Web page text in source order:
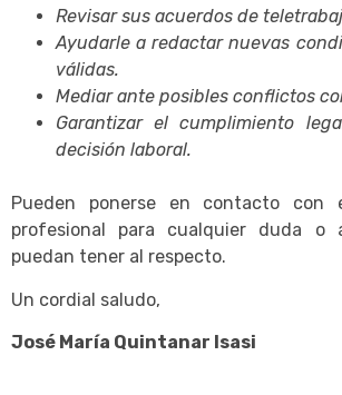
Revisar sus acuerdos de
Ayudarle a redactar nuevas
válidas.
Mediar ante posibles conflictos
Garantizar el cumplimiento
decisión laboral.
Pueden ponerse en contacto con
profesional para cualquier duda o
puedan tener al respecto.
Un cordial saludo,
José María Quintanar Isasi